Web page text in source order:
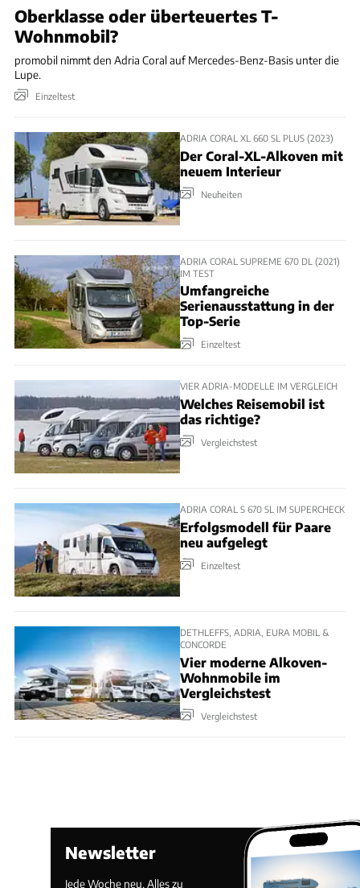
Oberklasse oder überteuertes T-
Wohnmobil?
promobil nimmt den Adria Coral auf Mercedes-Benz-Basis unter die
Lupe.
Einzeltest
ADRIA CORAL XL 660 SL PLUS (2023)
Der Coral-XL-Alkoven mit
neuem Interieur
Neuheiten
ADRIA CORAL SUPREME 670 DL (2021)
IM TEST
Umfangreiche
Serienausstattung in der
Top-Serie
Einzeltest
VIER ADRIA-MODELLE IM VERGLEICH
Welches Reisemobil ist
das richtige?
Vergleichstest
ADRIA CORAL S 670 SL IM SUPERCHECK
Erfolgsmodell für Paare
neu aufgelegt
Einzeltest
DETHLEFFS, ADRIA, EURA MOBIL &
CONCORDE
Vier moderne Alkoven-
Wohnmobile im
Vergleichstest
Vergleichstest
Newsletter
Jede Woche neu. Alles zu